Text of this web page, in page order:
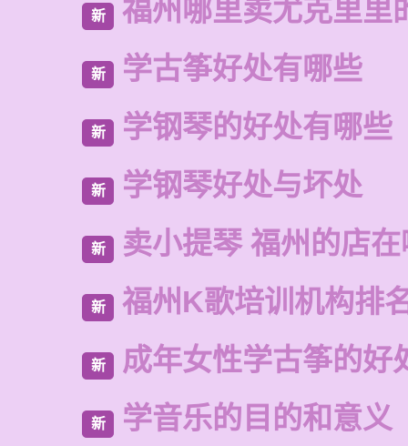
新 福州哪里卖尤克里里
新 学古筝好处有哪些
新 学钢琴的好处有哪些
新 学钢琴好处与坏处
新 卖小提琴 福州的店
新 福州K歌培训机构排
新 成年女性学古筝的好
新 学音乐的目的和意义